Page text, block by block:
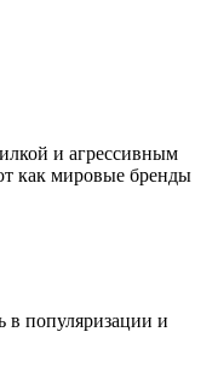
и агрессивным
как мировые бренды
в популяризации и